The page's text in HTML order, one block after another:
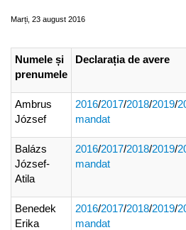
Marți, 23 august 2016
Numele și
prenumele
Declarația de avere
Ambrus
József
2016/2017/2018/2019/
mandat
Balázs
József-
Atila
2016/2017/2018/2019/
mandat
Benedek
Erika
2016/2017/2018/2019/
mandat